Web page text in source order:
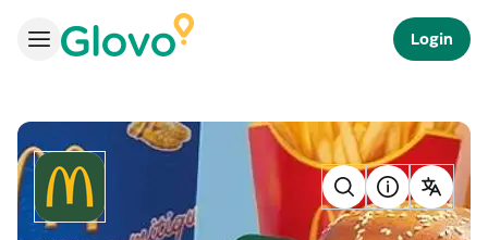
Login